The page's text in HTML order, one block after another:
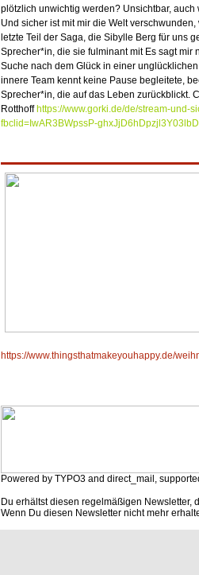
plötzlich unwichtig werden? Unsichtbar,
Und sicher ist mit mir die Welt
letzte Teil der Saga, die Sibylle Berg für uns
Sprecher*in, die sie fulminant mit Es sagt
Suche nach dem Glück in einer
innere Team kennt keine Pause begleitete,
Sprecher*in, die auf das Leben zurückblickt.
Rotthoff https://www.gorki.de/de/stream-und-
fbclid=IwAR3BWpssP-
https://www.thingsthatmakeyouhappy.de/
Powered by TYPO3 and direct_mail,
Du erhältst diesen regelmäßigen Newsletter,
Wenn Du diesen Newsletter nicht mehr